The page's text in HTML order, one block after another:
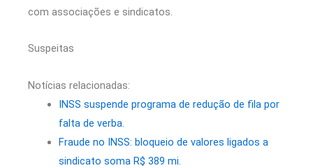
com associações e sindicatos.
Suspeitas
Notícias relacionadas:
INSS suspende programa de redução de fila por
falta de verba.
Fraude no INSS: bloqueio de valores ligados a
sindicato soma R$ 389 mi.